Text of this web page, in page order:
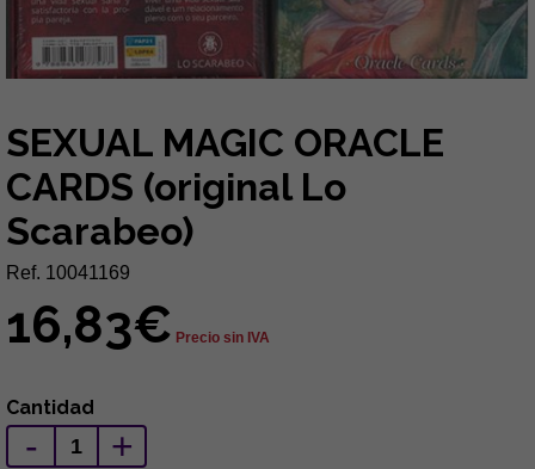
SEXUAL MAGIC ORACLE
CARDS (original Lo
Scarabeo)
Ref. 10041169
16,83€ Precio sin IVA
Cantidad
- +